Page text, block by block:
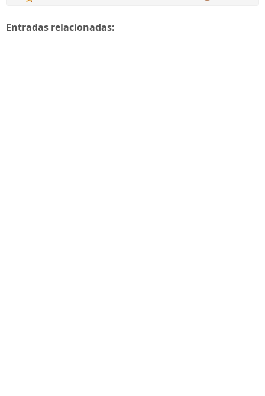
Entradas relacionadas: